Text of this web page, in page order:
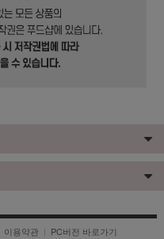
이용약관 | PC버전 바로가기